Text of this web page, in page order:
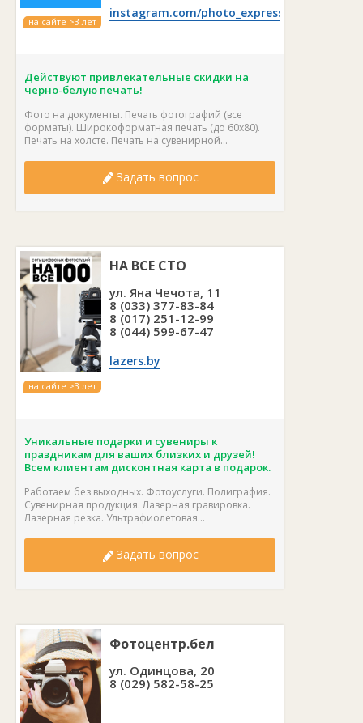
на сайте >3 лет
instagram.com/photo_express_rock
Действуют привлекательные скидки на
черно-белую печать!
Фото на документы. Печать фотографий (все
форматы). Широкоформатная печать (до 60х80).
Печать на холсте. Печать на сувенирной...
Задать вопрос
на сайте >3 лет
НА ВСЕ СТО
ул. Яна Чечота, 11
8 (033) 377-83-84
8 (017) 251-12-99
8 (044) 599-67-47
lazers.by
Уникальные подарки и сувениры к
праздникам для ваших близких и друзей!
Всем клиентам дисконтная карта в подарок.
Работаем без выходных. Фотоуслуги. Полиграфия.
Сувенирная продукция. Лазерная гравировка.
Лазерная резка. Ультрафиолетовая...
Задать вопрос
Фотоцентр.бел
ул. Одинцова, 20
8 (029) 582-58-25